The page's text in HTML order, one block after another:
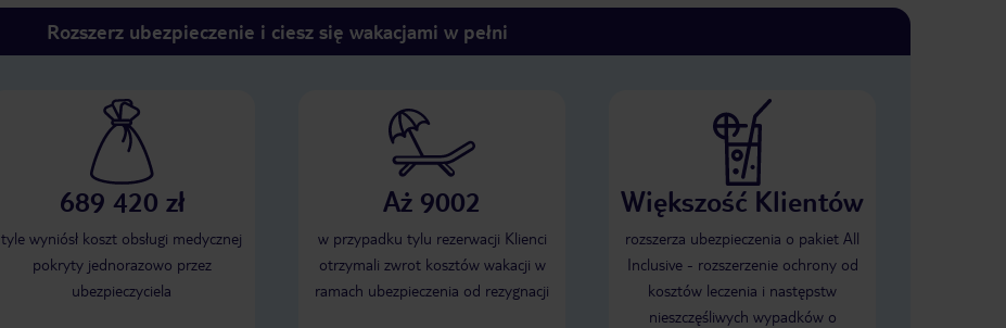
Rozszerz ubezpieczenie i ciesz się wakacjami w pełni
689 420 zł
tyle wyniósł koszt obsługi medycznej
pokryty jednorazowo przez
ubezpieczyciela
Aż 9002
w przypadku tylu rezerwacji Klienci
otrzymali zwrot kosztów wakacji w
ramach ubezpieczenia od rezygnacji
Większość Klientów
rozszerza ubezpieczenia o pakiet All
Inclusive - rozszerzenie ochrony od
kosztów leczenia i następstw
nieszczęśliwych wypadków o